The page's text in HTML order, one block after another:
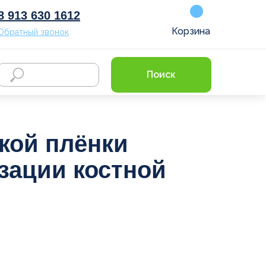
913 630 1612
звонок Корзина
Поиск
плёнки
костной